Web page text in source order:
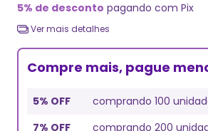
5% de desconto pagando com Pix
Ver mais detalhes
Compre mais, pague
5% OFF
comprando 100
7% OFF
comprando 200